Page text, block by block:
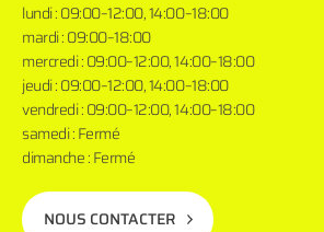
lundi : 09:00–12:00, 14:00–18:00
mardi : 09:00–18:00
mercredi : 09:00–12:00, 14:00–18:00
jeudi : 09:00–12:00, 14:00–18:00
vendredi : 09:00–12:00, 14:00–18:00
samedi : Fermé
dimanche : Fermé
NOUS CONTACTER